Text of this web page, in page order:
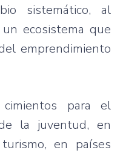
sistemático, al
ecosistema que
emprendimiento
para el
la juventud, en
en países